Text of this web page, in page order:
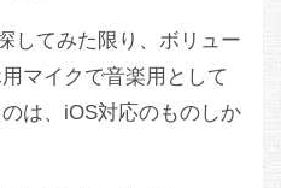
してみた限り、ボリュー
マイクで音楽用として
は、iOS対応のものしか